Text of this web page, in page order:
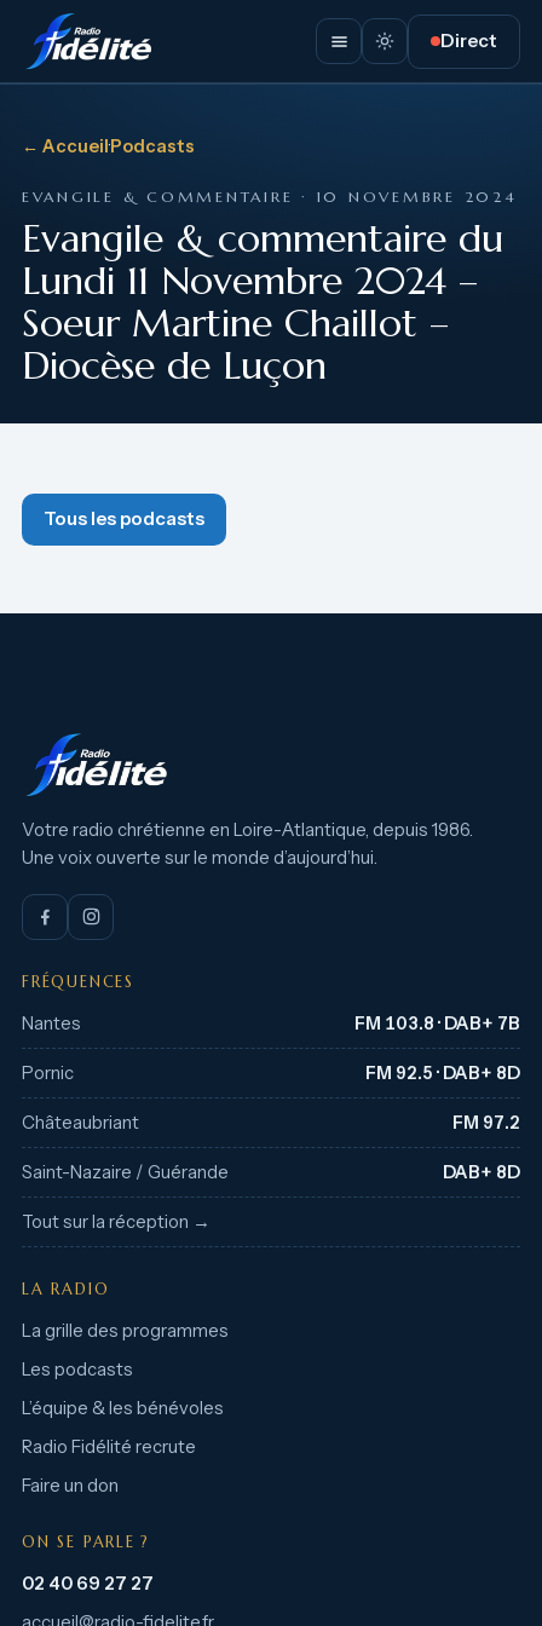
Direct
← Accueil·Podcasts
EVANGILE & COMMENTAIRE · 10 NOVEMBRE 2024
Evangile & commentaire du
Lundi 11 Novembre 2024 –
Soeur Martine Chaillot –
Diocèse de Luçon
Tous les podcasts
Votre radio chrétienne en Loire-Atlantique, depuis 1986.
Une voix ouverte sur le monde d’aujourd’hui.
FRÉQUENCES
Nantes FM 103.8 · DAB+ 7B
Pornic FM 92.5 · DAB+ 8D
Châteaubriant FM 97.2
Saint-Nazaire / Guérande DAB+ 8D
Tout sur la réception →
LA RADIO
La grille des programmes
Les podcasts
L’équipe & les bénévoles
Radio Fidélité recrute
Faire un don
ON SE PARLE ?
02 40 69 27 27